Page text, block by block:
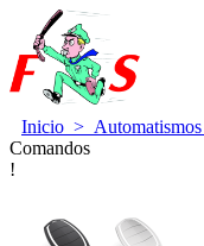
Inicio > Automatismos
Comandos
!